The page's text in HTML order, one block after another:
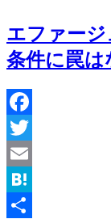
エファー
条件に罠は
Facebook
Twitter
Email
Hatena